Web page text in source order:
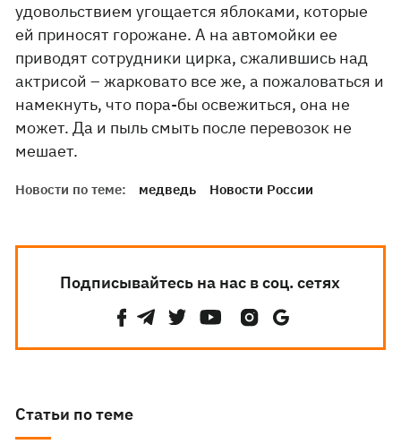
удовольствием угощается яблоками, которые
ей приносят горожане. А на автомойки ее
приводят сотрудники цирка, сжалившись над
актрисой – жарковато все же, а пожаловаться и
намекнуть, что пора-бы освежиться, она не
может. Да и пыль смыть после перевозок не
мешает.
Новости по теме: медведь Новости России
Подписывайтесь на нас в соц. сетях
Статьи по теме